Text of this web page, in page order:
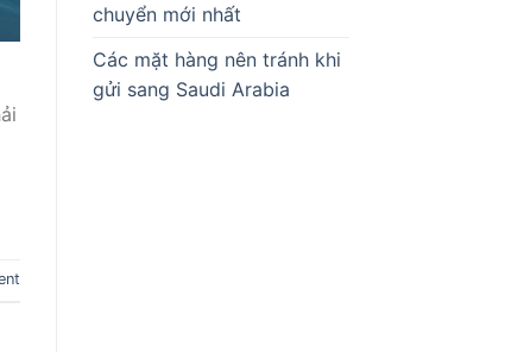
chuyển mới nhất
Các mặt hàng nên tránh khi
gửi sang Saudi Arabia